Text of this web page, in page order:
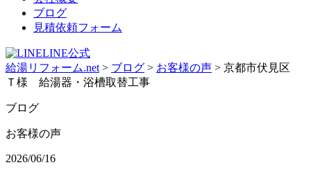
ブログ
見積依頼フォーム
LINE公式
給湯リフォーム.net > ブログ > お客様の声 > 京都市伏見区
Ｔ様 給湯器・浴槽取替工事
ブログ
お客様の声
2026/06/16